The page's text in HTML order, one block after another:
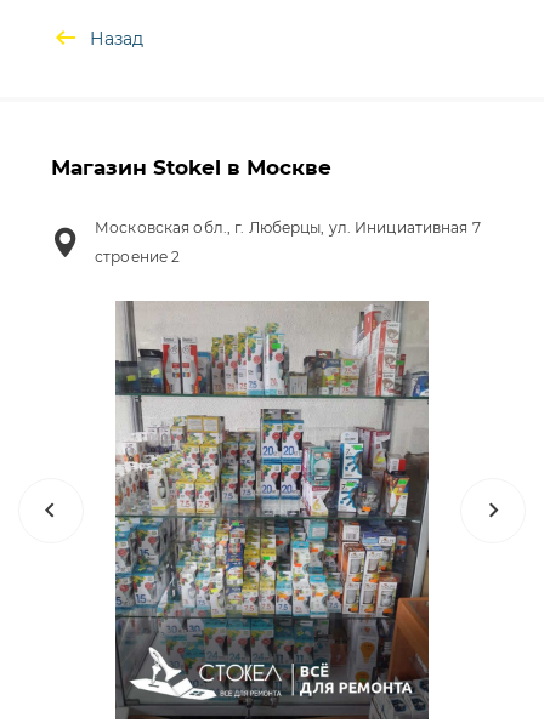
Назад
Магазин Stokel в Москве
Московская обл., г. Люберцы, ул. Инициативная 7
строение 2